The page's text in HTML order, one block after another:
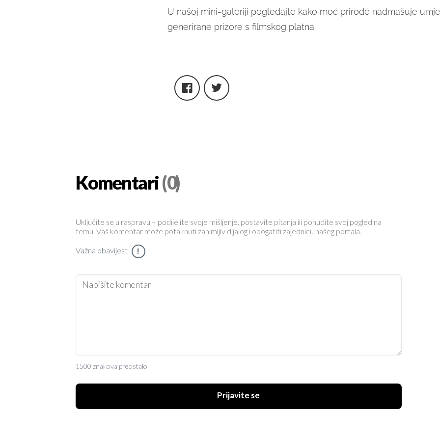
U našoj mini-galeriji pogledajte kako moć prirode nadmašuje
generirane prizore s filmskog platna.
Komentari(0)
Uključite se u raspravu – podijelite svoje mišljenje, postavite pitanja ili ponudite svoj pogled na
temu. Vaš komentar može potaknuti zanimljiv dijalog i obogatiti zajednicu našeg portala.
Važna obavijest !
1500 znakova preostalo
Prijavite se